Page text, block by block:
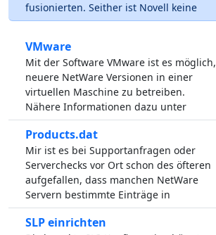
fusionierten. Seither ist Novell keine
VMware
Mit der Software VMware ist es möglich,
neuere NetWare Versionen in einer
virtuellen Maschine zu betreiben.
Nähere Informationen dazu unter
Products.dat
Mir ist es bei Supportanfragen oder
Serverchecks vor Ort schon des öfteren
aufgefallen, dass manchen NetWare
Servern bestimmte Einträge in
SLP einrichten